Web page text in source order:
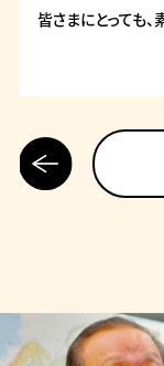
皆さまにとっても
前の記
事へ